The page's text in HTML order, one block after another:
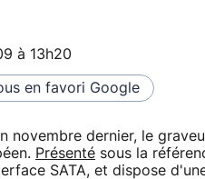
à 13h20
en favori Google
novembre dernier, le
Présenté sous la
SATA, et dispose